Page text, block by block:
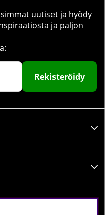
uutiset ja hyödy
ja paljon
Rekisteröidy